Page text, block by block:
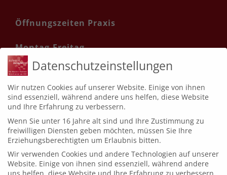
Öffnungszeiten Praxis
Montag-Freitag
08:00 - 12:30 Uhr &
13:30 - 17:00 Uhr
Termin online buchen
Startseite
Datenschutzerklärung
Cookie Einstellungen
Datenschutzeinstellungen
Wir nutzen Cookies auf unserer Website. Einige von ihnen
sind essenziell, während andere uns helfen, diese Website
und Ihre Erfahrung zu verbessern.
Wenn Sie unter 16 Jahre alt sind und Ihre Zustimmung zu
freiwilligen Diensten geben möchten, müssen Sie Ihre
Erziehungsberechtigten um Erlaubnis bitten.
Wir verwenden Cookies und andere Technologien auf unserer
Website. Einige von ihnen sind essenziell, während andere